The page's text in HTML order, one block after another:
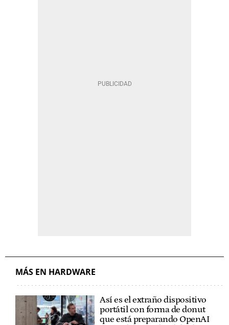
MÁS EN HARDWARE
Así es el extraño dispositivo
portátil con forma de donut
que está preparando OpenAI